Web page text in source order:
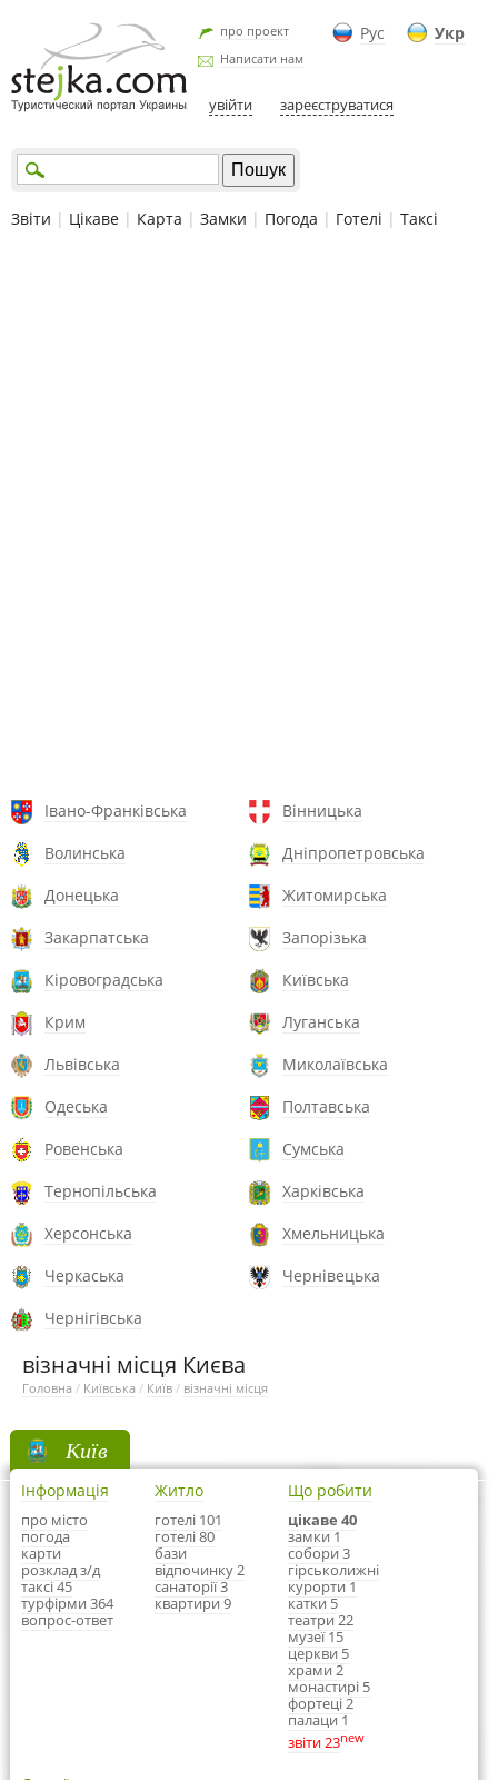
Рус Укр
про проект
Написати нам
увійти зареєструватися
Звіти | Цікаве | Карта | Замки | Погода | Готелі | Таксі
Івано-Франківська
Вінницька
Волинська
Дніпропетровська
Донецька
Житомирська
Закарпатська
Запорізька
Кіровоградська
Київська
Крим
Луганська
Львівська
Миколаївська
Одеська
Полтавська
Ровенська
Сумська
Тернопільська
Харківська
Херсонська
Хмельницька
Черкаська
Чернівецька
Чернігівська
візначні місця Києва
Головна / Київська / Київ / візначні місця
Київ
Інформація
про місто
погода
карти
розклад з/д
таксі 45
турфірми 364
вопрос-ответ
Житло
готелі 101
готелі 80
бази
відпочинку 2
санаторії 3
квартири 9
Що робити
цікаве 40
замки 1
собори 3
гірськолижні
курорти 1
катки 5
театри 22
музеї 15
церкви 5
храми 2
монастирі 5
фортеці 2
палаци 1
звіти 23new